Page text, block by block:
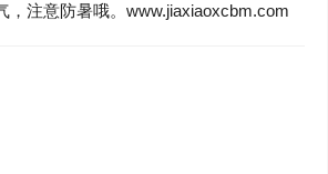
，注意防暑哦。www.jiaxiaoxcbm.com